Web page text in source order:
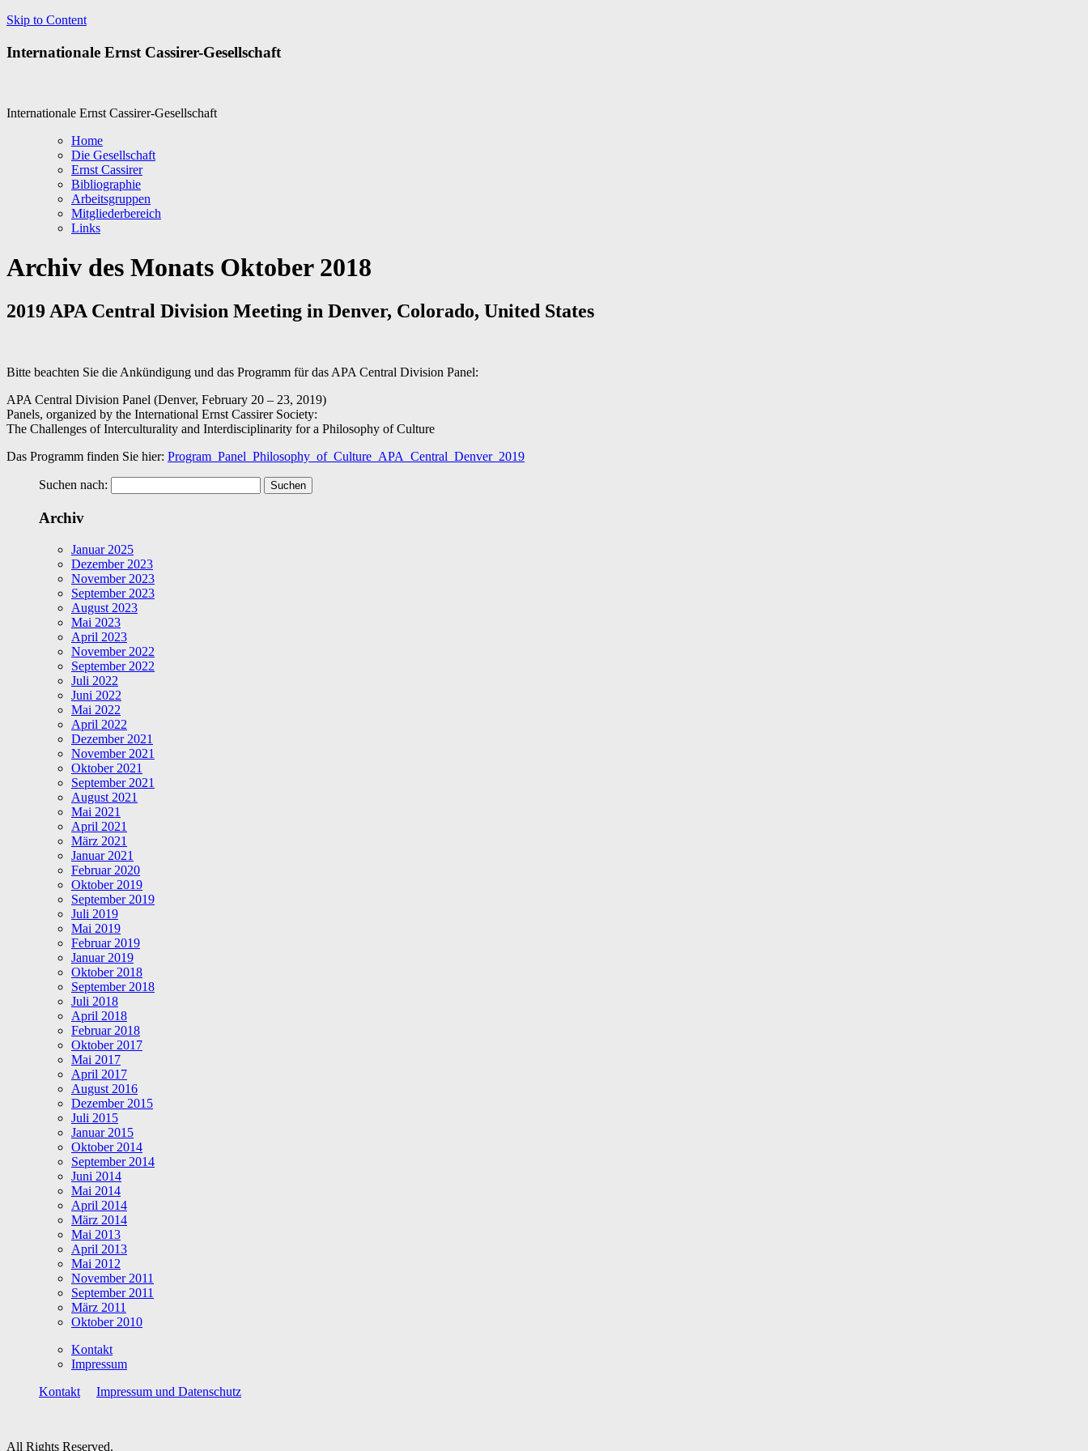
Skip to Content
Internationale Ernst Cassirer-Gesellschaft
Internationale Ernst Cassirer-Gesellschaft
Home
Die Gesellschaft
Ernst Cassirer
Bibliographie
Arbeitsgruppen
Mitgliederbereich
Links
Archiv des Monats Oktober 2018
2019 APA Central Division Meeting in Denver, Colorado, United States
Bitte beachten Sie die Ankündigung und das Programm für das APA Central Division Panel:
APA Central Division Panel (Denver, February 20 – 23, 2019)
Panels, organized by the International Ernst Cassirer Society:
The Challenges of Interculturality and Interdisciplinarity for a Philosophy of Culture
Das Programm finden Sie hier: Program_Panel_Philosophy_of_Culture_APA_Central_Denver_2019
Suchen nach:
Archiv
Januar 2025
Dezember 2023
November 2023
September 2023
August 2023
Mai 2023
April 2023
November 2022
September 2022
Juli 2022
Juni 2022
Mai 2022
April 2022
Dezember 2021
November 2021
Oktober 2021
September 2021
August 2021
Mai 2021
April 2021
März 2021
Januar 2021
Februar 2020
Oktober 2019
September 2019
Juli 2019
Mai 2019
Februar 2019
Januar 2019
Oktober 2018
September 2018
Juli 2018
April 2018
Februar 2018
Oktober 2017
Mai 2017
April 2017
August 2016
Dezember 2015
Juli 2015
Januar 2015
Oktober 2014
September 2014
Juni 2014
Mai 2014
April 2014
März 2014
Mai 2013
April 2013
Mai 2012
November 2011
September 2011
März 2011
Oktober 2010
Kontakt
Impressum
Kontakt
Impressum und Datenschutz
All Rights Reserved.